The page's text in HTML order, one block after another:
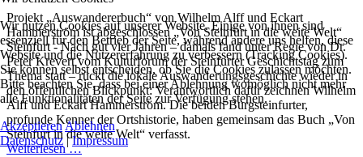
Projekt „Auswandererbuch“ von Wilhelm Alff und Eckart
Hammerström ist abgeschlossen „Von Steinfurt in die weite Welt“
Steinfurt - Nach gut vier Jahren – damals fand unter Regie von Dr.
Peter Krevert vom Kulturforum der Steinfurter Geschichtstag zum
Thema statt – rückt die lokale Auswanderungsgeschichte wieder in
den öffentlichen Blickpunkt: Verantwortlich dafür zeichnen Wilhelm
Alff und Eckart Hammerström. Die beiden Burgsteinfurter,
profunde Kenner der Ortshistorie, haben gemeinsam das Buch „Von
Steinfurt in die weite Welt“ verfasst.
Weiterlesen …
Wir nutzen Cookies auf unserer Website. Einige von ihnen sind
essenziell für den Betrieb der Seite, während andere uns helfen, diese
Website und die Nutzererfahrung zu verbessern (Tracking Cookies).
Sie können selbst entscheiden, ob Sie die Cookies zulassen möchten.
Bitte beachten Sie, dass bei einer Ablehnung womöglich nicht mehr
alle Funktionalitäten der Seite zur Verfügung stehen.
AkzeptierenAblehnen
Datenschutz |Impressum